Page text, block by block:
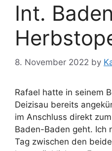
Int.
8. November 2022 by
Rafael hatte in seinem
Deizisau bereits
im Anschluss direkt
Baden-Baden geht. Ich
Tag zwischen den